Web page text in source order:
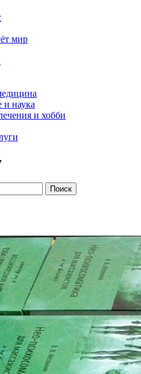
мир
и наука
и хобби